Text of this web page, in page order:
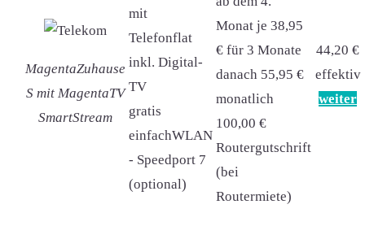
MagentaZuhause
S mit MagentaTV
SmartStream
mit
Telefonflat
inkl. Digital-
TV
gratis
einfachWLAN
- Speedport 7
(optional)
Monat je 38,95
€ für 3 Monate
danach 55,95 €
monatlich
100,00 €
Routergutschrift
(bei
Routermiete)
44,20 €
effektiv
weiter